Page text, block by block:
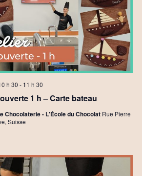
1 h – Carte bateau
h 30 - 11 h 30
Chocolaterie - L'École du Chocolat Rue Pierre
Suisse